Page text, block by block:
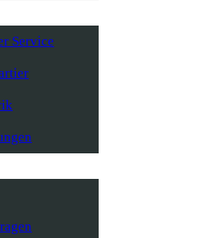
Service